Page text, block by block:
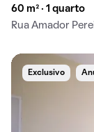
60 m² · 1 quarto
Rua Amador
Exclusivo